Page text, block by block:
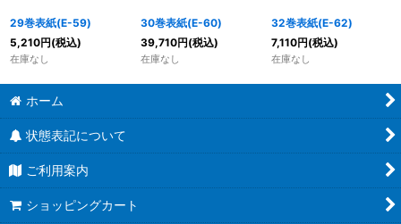
29巻表紙(E-59)
5,210円(税込)
在庫なし
30巻表紙(E-60)
39,710円(税込)
在庫なし
32巻表紙(E-62)
7,110円(税込)
在庫なし
ホーム
状態表記について
ご利用案内
ショッピングカート